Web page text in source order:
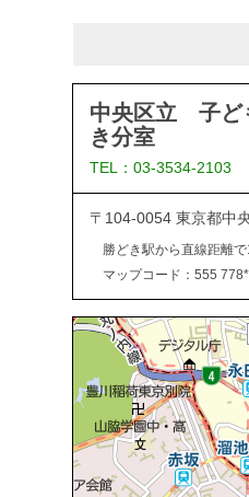
中央区立 子ど
き分室
TEL：03-3534-2103
〒104-0054 東京都中
勝どき駅から直線距離
マップコード：555